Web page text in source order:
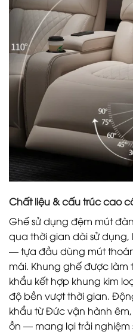
Chất liệu & cấu trúc cao
Ghế sử dụng đệm mút
qua thời gian dài sử
— tựa đầu dùng mút
mái. Khung ghế được
khẩu kết hợp khung kim
độ bền vượt thời gian.
khẩu từ Đức vận hành
ồn — mang lại trải nghiệm